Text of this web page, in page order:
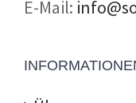
E-Mail: